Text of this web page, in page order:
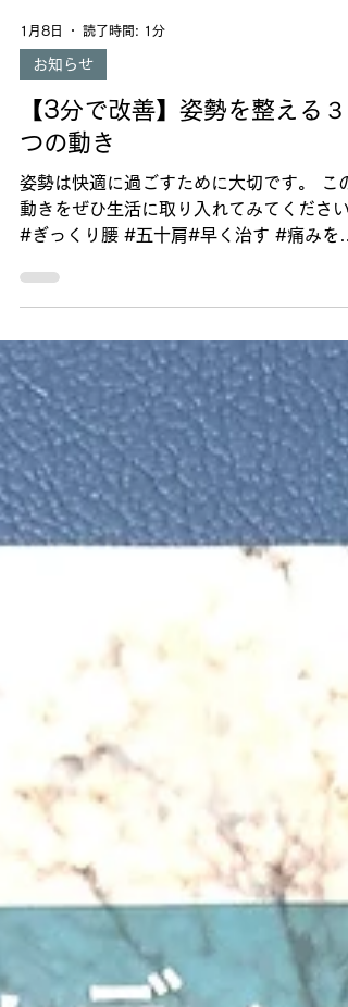
1月8日 読了時間: 1分
お知らせ
【3分で改善】姿勢を整える３
つの動き
姿勢は快適に過ごすために大切です。 この
動きをぜひ生活に取り入れてみてください
#ぎっくり腰 #五十肩#早く治す #痛みをと